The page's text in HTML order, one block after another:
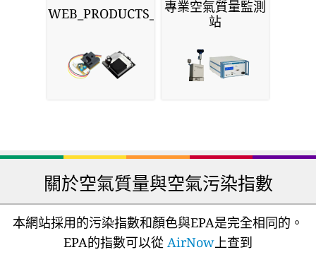
WEB_PRODUCTS_SENSORS專業空氣質量監測
站
關於空氣質量與空氣污染指數
本網站採用的污染指數和顏色與EPA是完全相同的。
EPA的指數可以從 AirNow上查到